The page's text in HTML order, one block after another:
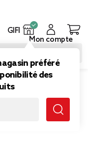
GIFI
préféré
des
Mon compte
pièces
€ à 1,25 €